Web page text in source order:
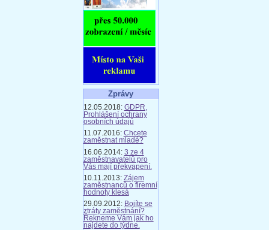
Zprávy
12.05.2018: GDPR,
Prohlášení ochrany
osobních údajů
11.07.2016: Chcete
zaměstnat mladé?
16.06.2014: 3 ze 4
zaměstnavatelů pro
Vás mají překvapení.
10.11.2013: Zájem
zaměstnanců o firemní
hodnoty klesá
29.09.2012: Bojíte se
ztráty zaměstnání?
Řekneme Vám jak ho
najdete do týdne.